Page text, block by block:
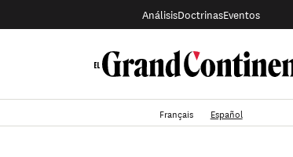
AnálisisDoctrinasEventos
Français Español